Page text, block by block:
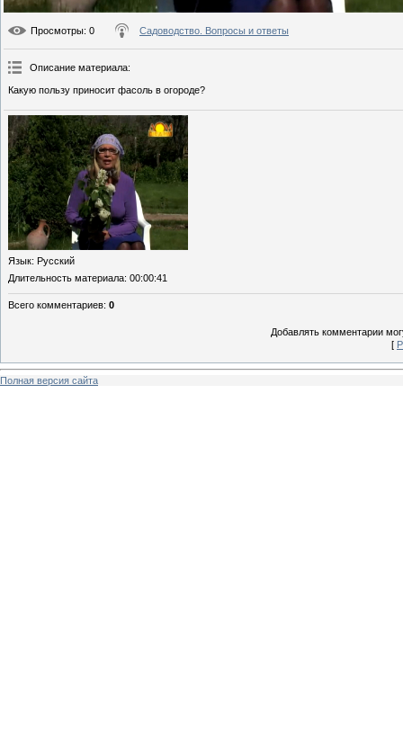
Просмотры: 0 Садоводство. Вопросы и ответы
Описание материала:
Какую пользу приносит фасоль в огороде?
Язык: Русский
Длительность материала: 00:00:41
Всего комментариев: 0
Добавлять комментарии
[
Полная версия сайта